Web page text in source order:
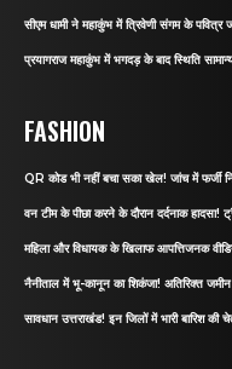
सीएम धामी ने महाकुंभ में त्रिवेणी संगम के पवित्र
प्रयागराज महाकुंभ में भगदड़ के बाद स्थिति
FASHION
QR कोड भी नहीं बचा सका खेल! जांच में फर्जी
वन टीम के पीछा करने के दौरान दर्दनाक
महिला और विधायक के खिलाफ आपत्तिजनक
नैनीताल में भू-कानून का शिकंजा! अतिरिक्त
सावधान उत्तराखंड! इन जिलों में भारी बारिश की